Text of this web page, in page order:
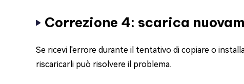
Correzione 4: scarica
Se ricevi l'errore durante il tentativo di copiare o
riscaricarli può risolvere il problema.